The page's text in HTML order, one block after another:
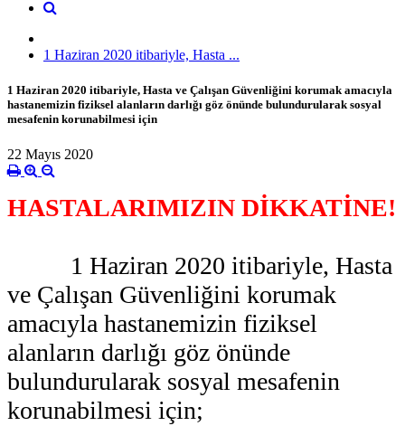
1 Haziran 2020 itibariyle, Hasta ...
1 Haziran 2020 itibariyle, Hasta ve Çalışan Güvenliğini korumak amacıyla
hastanemizin fiziksel alanların darlığı göz önünde bulundurularak sosyal
mesafenin korunabilmesi için
22 Mayıs 2020
HASTALARIMIZIN DİKKATİNE!
1 Haziran 2020 itibariyle, Hasta
ve Çalışan Güvenliğini korumak
amacıyla hastanemizin fiziksel
alanların darlığı göz önünde
bulundurularak sosyal mesafenin
korunabilmesi için;